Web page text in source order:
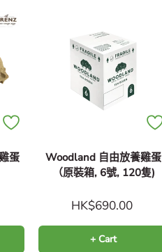
蛋
Woodland 自由放養雞蛋
（原裝箱, 6號, 120隻)
HK$690.00
+ Cart